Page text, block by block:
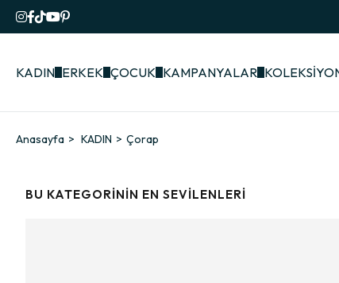
KADIN ERKEK ÇOCUK KAMPANYALAR
Anasayfa KADIN Çorap
BU KATEGORININ EN SEVILENLERI